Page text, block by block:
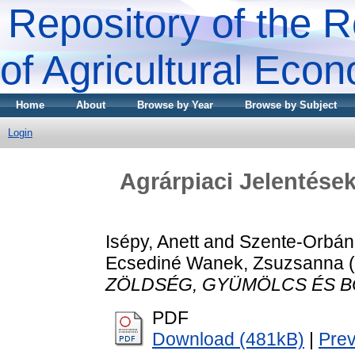
Repository of the
of Agricultural
Home About Browse by Year Browse by Subject
Login
Agrárpiaci
Isépy, Anettand Szente-
Ecsediné Wanek, Zsuzsanna
ZÖLDSÉG, GYÜMÖLCS ÉS
PDF
Download (481kB)